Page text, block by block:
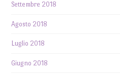
Settembre 2018
Agosto 2018
Luglio 2018
Giugno 2018